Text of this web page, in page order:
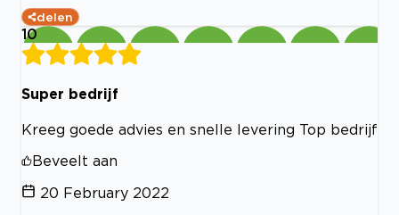
delen
10
Super bedrijf
Kreeg goede advies en snelle levering Top bedrijf
Beveelt aan
20 February 2022